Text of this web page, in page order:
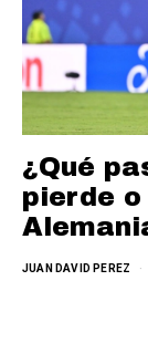
¿Qué
pierde
JUAN DAVID PEREZ